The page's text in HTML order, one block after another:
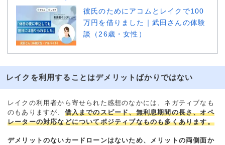
彼氏のためにアコムとレイクで100
万円を借りました｜武田さんの体験
談（26歳・女性）
レイクを利用することはデメリットばかりではない
レイクの利用者から寄せられた感想のなかには、ネガティブなも
のもありますが、 借入までのスピード、無利息期間の長さ、オペ
レーターの対応などについてポジティブなものも多くあります。
デメリットのないカードローンはないため、メリットの両側面か